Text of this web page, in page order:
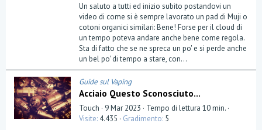
s
e
l
l
a
(
e
)
Un saluto a tutti ed inizio subito postandovi un
video di come si è sempre lavorato un pad di Muji o
cotoni organici similari: Bene! Forse per il cloud di
un tempo poteva andare anche bene come regola.
Sta di fatto che se ne spreca un po' e si perde anche
un bel po' di tempo a stare, con...
Guide sul Vaping
Acciaio Questo Sconosciuto...
Touch 9 Mar 2023
Tempo di lettura 10 min.
Visite 4.435 Gradimento 5